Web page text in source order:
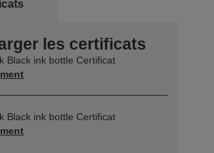
les certificats
Black ink bottle Certificat
Black ink bottle Certificat